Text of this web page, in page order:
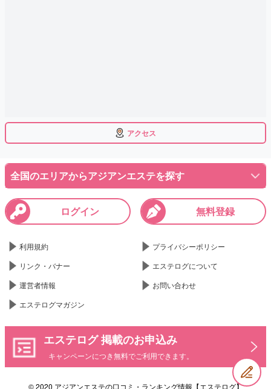
アクセス
全国のエリアからアジアンエステを探す
ログイン 無料登録
利用規約
プライバシーポリシー
リンク・バナー
エステログについて
運営者情報
お問い合わせ
エステログマガジン
エステログ 掲載のお申込み
キャンペーンにつき無料でご利用できます。
© 2020 アジアンエステの口コミ・ランキング情報【エステログ】